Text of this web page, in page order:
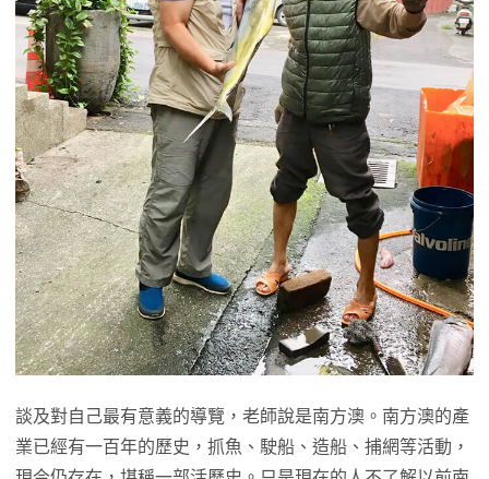
談及對自己最有意義的導覽，老師說是南方澳。南方澳的產
業已經有一百年的歷史，抓魚、駛船、造船、捕網等活動，